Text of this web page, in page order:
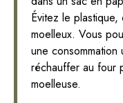
Évitez le
moelleux. Vous
une
réchauffer au four
moelleuse.